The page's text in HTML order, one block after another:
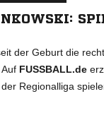
der Geburt die
FUSSBALL.de
Regionalliga